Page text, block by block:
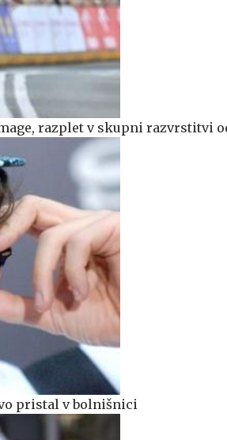
razplet v skupni razvrstitvi
pristal v bolnišnici